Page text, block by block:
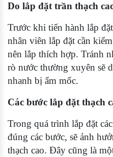
Do lắp đặt trần thạch
Trước khi tiến hành lắp
nhân viên lắp đặt cần
nên lắp thích hợp. Tránh
rò nước thường xuyên sẽ
nhanh bị ẩm mốc.
Các bước lắp đặt thạch
Trong quá trình lắp đặt
đúng các bước, sẽ ảnh
thạch cao. Đây cũng là